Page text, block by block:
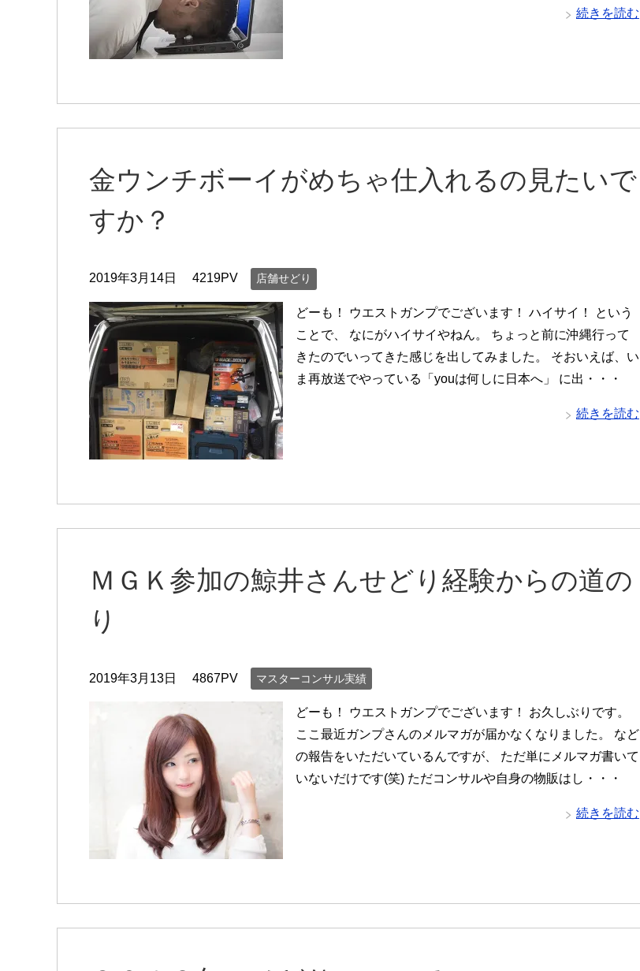
続きを読む
金ウンチボーイがめちゃ仕入れるの見たいで
すか？
2019年3月14日 4219PV 店舗せどり
どーも！ ウエストガンプでございます！ ハイサイ！ という
ことで、 なにがハイサイやねん。 ちょっと前に沖縄行って
きたのでいってきた感じを出してみました。 そおいえば、い
ま再放送でやっている「youは何しに日本へ」 に出・・・
続きを読む
ＭＧＫ参加の鯨井さんせどり経験からの道の
り
2019年3月13日 4867PV マスターコンサル実績
どーも！ ウエストガンプでございます！ お久しぶりです。
ここ最近ガンプさんのメルマガが届かなくなりました。 など
の報告をいただいているんですが、 ただ単にメルマガ書いて
いないだけです(笑) ただコンサルや自身の物販はし・・・
続きを読む